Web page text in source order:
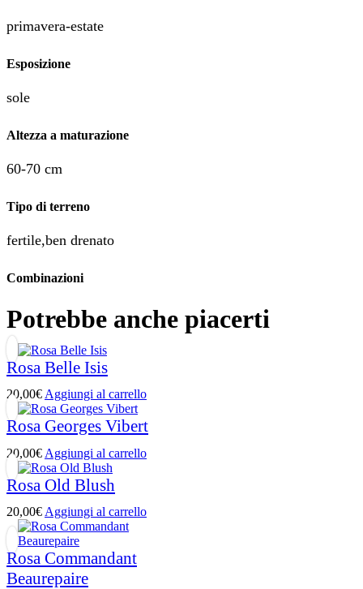
primavera-estate
Esposizione
sole
Altezza a maturazione
60-70 cm
Tipo di terreno
fertile,ben drenato
Combinazioni
Potrebbe anche piacerti
Rosa Belle Isis
20,00€ Aggiungi al carrello
Rosa Georges Vibert
20,00€ Aggiungi al carrello
Rosa Old Blush
20,00€ Aggiungi al carrello
Rosa Commandant
Beaurepaire